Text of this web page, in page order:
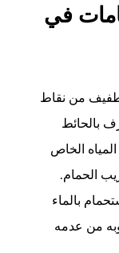
في
من نقاط
بالحائط
الخاص
الحمام.
بالماء
من عدمه